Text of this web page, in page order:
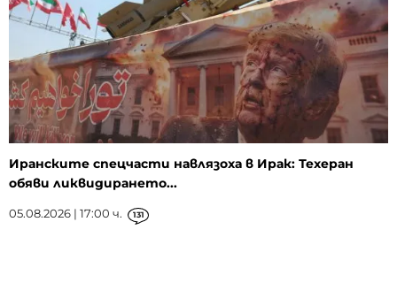
Иранските спецчасти навлязоха в Ирак: Техеран
обяви ликвидирането...
05.08.2026 | 17:00 ч. 131